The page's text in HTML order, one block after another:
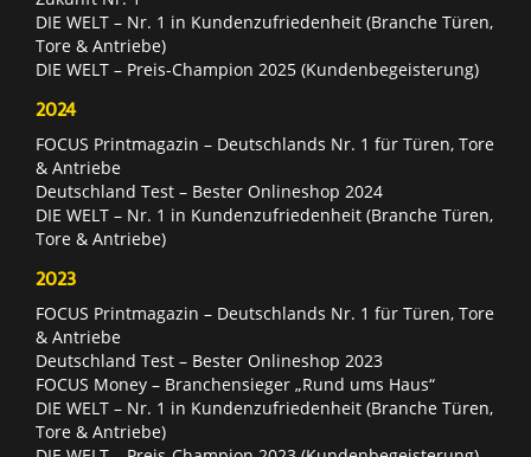
DIE WELT – Nr. 1 in Kundenzufriedenheit (Branche Türen,
Tore & Antriebe)
DIE WELT – Preis-Champion 2025 (Kundenbegeisterung)
2024
FOCUS Printmagazin – Deutschlands Nr. 1 für Türen, Tore
& Antriebe
Deutschland Test – Bester Onlineshop 2024
DIE WELT – Nr. 1 in Kundenzufriedenheit (Branche Türen,
Tore & Antriebe)
2023
FOCUS Printmagazin – Deutschlands Nr. 1 für Türen, Tore
& Antriebe
Deutschland Test – Bester Onlineshop 2023
FOCUS Money – Branchensieger „Rund ums Haus“
DIE WELT – Nr. 1 in Kundenzufriedenheit (Branche Türen,
Tore & Antriebe)